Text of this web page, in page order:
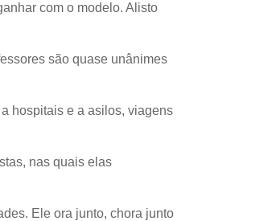
com o modelo. Alisto
são quase unânimes
hospitais e a asilos, viagens
nas quais elas
Ele ora junto, chora junto